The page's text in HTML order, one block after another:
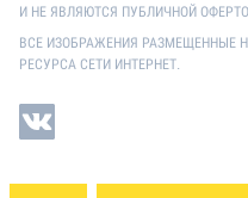
И НЕ ЯВЛЯЮТСЯ ПУБЛИЧНОЙ
ВСЕ ИЗОБРАЖЕНИЯ РАЗМЕЩЕННЫЕ
РЕСУРСА СЕТИ ИНТЕРНЕТ.